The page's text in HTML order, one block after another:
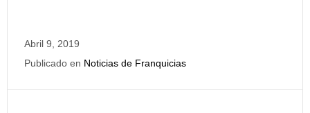
Abril 9, 2019
Publicado en Noticias de Franquicias